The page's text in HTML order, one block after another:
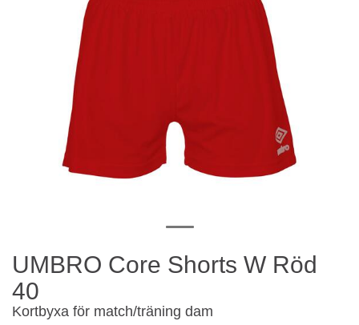
UMBRO Core Shorts W Röd
40
Kortbyxa för match/träning dam